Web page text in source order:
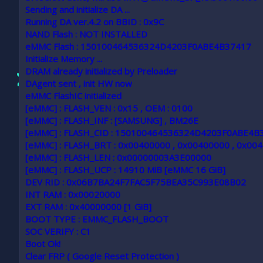
Sending and initialize DA ...
Running DA ver.4.2 on BBID : 0x9C
NAND Flash : NOT INSTALLED
eMMC Flash : 150100464536324D4203F0ABE4B37417
Initialize Memory ...
DRAM already initialized by Preloader
DAgent sent , init HW now
eMMC FlashIC initialized
[eMMC] : FLASH_VEN : 0x15 , OEM : 0100
[eMMC] : FLASH_INF : [SAMSUNG] , BM26E
[eMMC] : FLASH_CID :
[eMMC] : FLASH_BRT : 0x00400000 , 0x00400000 ,
[eMMC] : FLASH_LEN : 0x00000003A3E00000
[eMMC] : FLASH_UCP : 14910 MiB [eMMC 16 GiB]
DEV RID : 0x06B7BA24F7FAC5F75BEA35C993E08B02
INT RAM : 0x00020000
EXT RAM : 0x40000000 [1 GiB]
BOOT TYPE : EMMC_FLASH_BOOT
SOC VERIFY : C1
Boot Ok!
Clear FRP ( Google Reset Protection )